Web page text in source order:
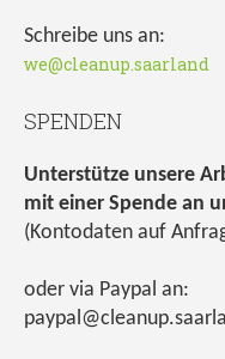
Schreibe uns an:
we@cleanup.saarland
SPENDEN
Unterstütze unsere
mit einer Spende an
(Kontodaten auf
oder via Paypal an: